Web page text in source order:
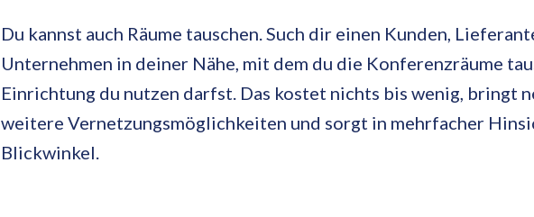
Du kannst auch Räume tauschen. Such dir einen Kunden,
Unternehmen in deiner Nähe, mit dem du die Konferenzräume
Einrichtung du nutzen darfst. Das kostet nichts bis wenig, bringt
weitere Vernetzungsmöglichkeiten und sorgt in mehrfacher
Blickwinkel.